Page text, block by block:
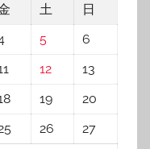
土
日
5
6
12
13
19
20
26
27